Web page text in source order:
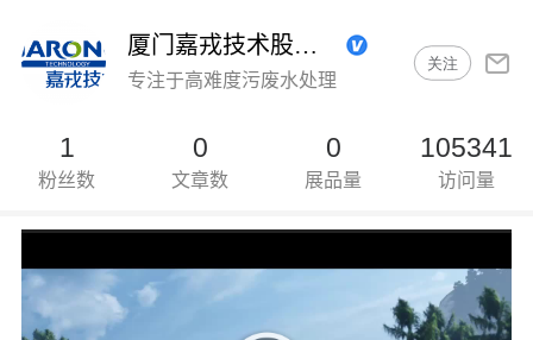
厦门嘉戎技术股份有限公司
专注于高难度污废水处理
关注
1
粉丝数
0
文章数
0
展品量
105341
访问量